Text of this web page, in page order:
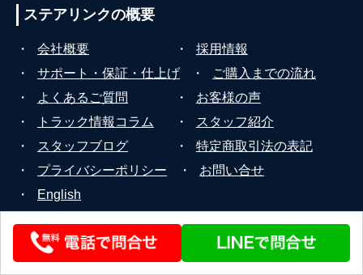
ステアリンクの概要
・ 会社概要 ・
採用情報
・
サポート・保証・仕上げ ・
ご購入までの流れ
・
よくあるご質問 ・
お客様の声
・
トラック情報コラム ・
スタッフ紹介
・
スタッフブログ ・
特定商取引法の表記
・
プライバシーポリシー ・
お問い合せ
・
English
© 2026 STEERLINK Co.,Ltd